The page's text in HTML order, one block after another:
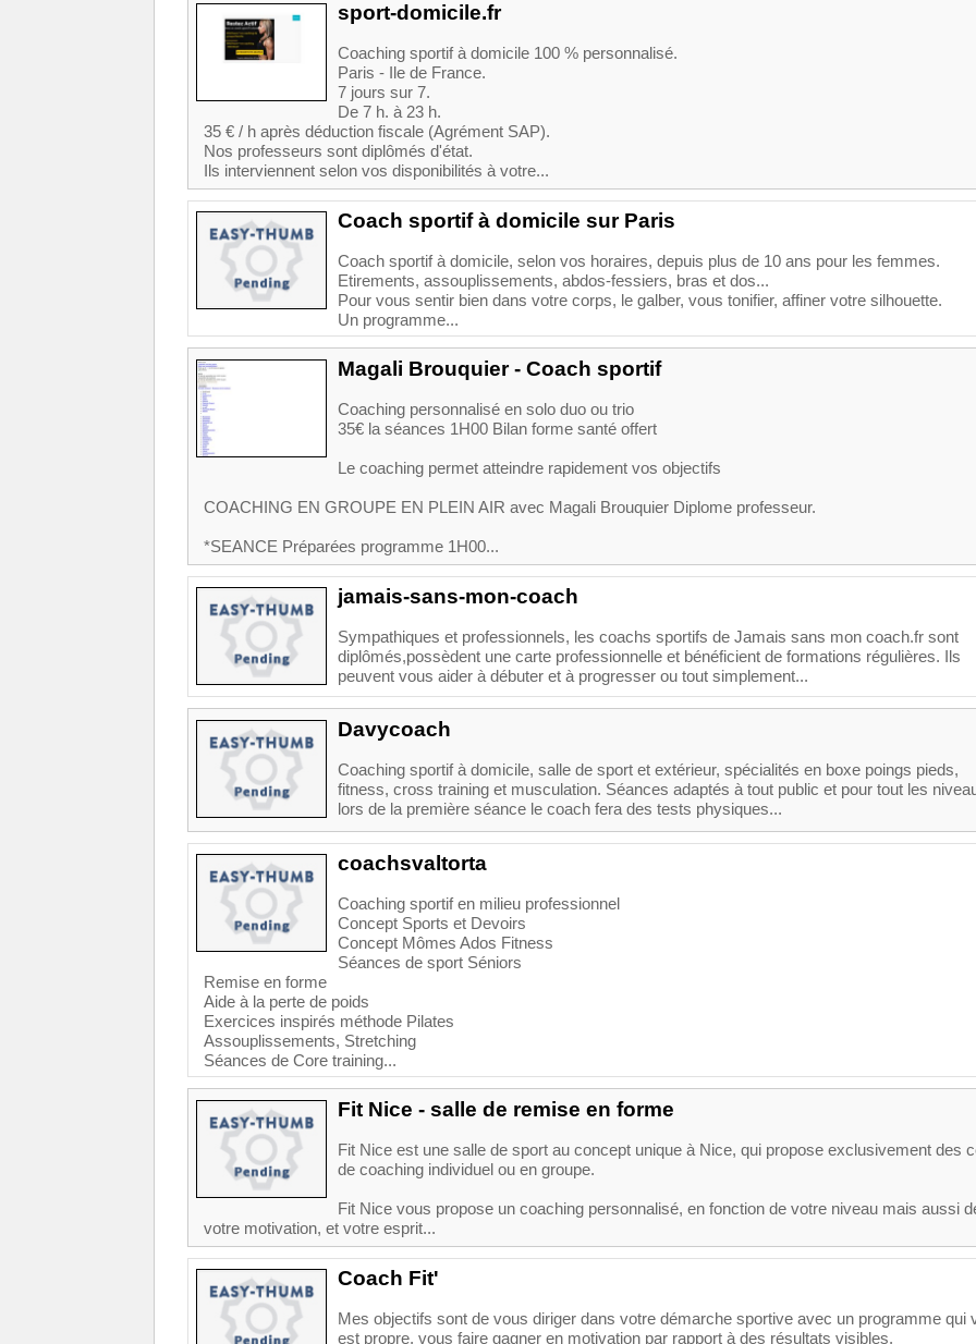
sport-domicile.fr
Coaching sportif à domicile 100 % personnalisé.
Paris - Ile de France.
7 jours sur 7.
De 7 h. à 23 h.
35 € / h après déduction fiscale (Agrément SAP).
Nos professeurs sont diplômés d'état.
Ils interviennent selon vos disponibilités à votre...
Coach sportif à domicile sur Paris
Coach sportif à domicile, selon vos horaires, depuis plus de 10 ans pour les femmes.
Etirements, assouplissements, abdos-fessiers, bras et dos...
Pour vous sentir bien dans votre corps, le galber, vous tonifier, affiner votre silhouette.
Un programme...
Magali Brouquier - Coach sportif
Coaching personnalisé en solo duo ou trio
35€ la séances 1H00 Bilan forme santé offert
Le coaching permet atteindre rapidement vos objectifs
COACHING EN GROUPE EN PLEIN AIR avec Magali Brouquier Diplome professeur.
*SEANCE Préparées programme 1H00...
jamais-sans-mon-coach
Sympathiques et professionnels, les coachs sportifs de Jamais sans mon coach.fr sont
diplômés,possèdent une carte professionnelle et bénéficient de formations régulières. Ils
peuvent vous aider à débuter et à progresser ou tout simplement...
Davycoach
Coaching sportif à domicile, salle de sport et extérieur, spécialités en boxe poings pieds,
fitness, cross training et musculation. Séances adaptés à tout public et pour tout les
lors de la première séance le coach fera des tests physiques...
coachsvaltorta
Coaching sportif en milieu professionnel
Concept Sports et Devoirs
Concept Mômes Ados Fitness
Séances de sport Séniors
Remise en forme
Aide à la perte de poids
Exercices inspirés méthode Pilates
Assouplissements, Stretching
Séances de Core training...
Fit Nice - salle de remise en forme
Fit Nice est une salle de sport au concept unique à Nice, qui propose exclusivement des
de coaching individuel ou en groupe.
Fit Nice vous propose un coaching personnalisé, en fonction de votre niveau mais aussi
votre motivation, et votre esprit...
Coach Fit'
Mes objectifs sont de vous diriger dans votre démarche sportive avec un programme qui
est propre, vous faire gagner en motivation par rapport à des résultats visibles.